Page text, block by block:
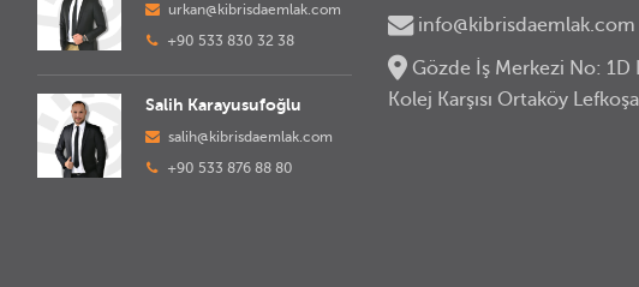
urkan@kibrisdaemlak.com
+90 533 830 32 38
Salih Karayusufoğlu
salih@kibrisdaemlak.com
+90 533 876 88 80
info@kibrisdaemlak.com
Gözde İş Merkezi No: 1D
Kolej Karşısı Ortaköy Lefkoşa